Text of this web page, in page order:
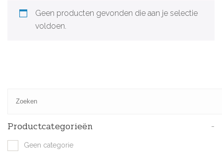
Geen producten gevonden die aan je selectie
voldoen.
Productcategorieën -
Geen categorie